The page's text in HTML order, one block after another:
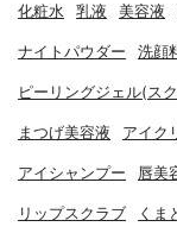
化粧水 乳液 美容液
ナイトパウダー 洗顔
ピーリングジェル(ス
まつげ美容液 アイク
アイシャンプー 唇美
リップスクラブ くま